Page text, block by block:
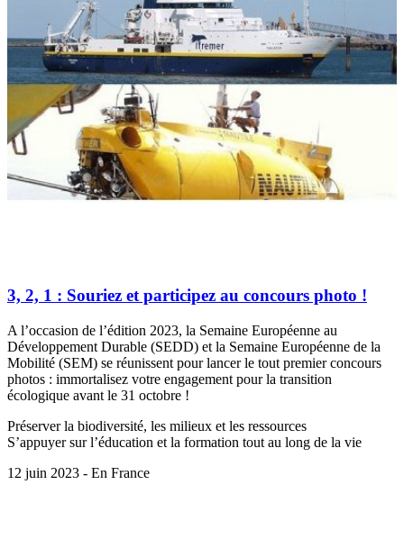
3, 2, 1 : Souriez et participez au concours photo !
A l’occasion de l’édition 2023, la Semaine Européenne au
Développement Durable (SEDD) et la Semaine Européenne de la
Mobilité (SEM) se réunissent pour lancer le tout premier concours
photos : immortalisez votre engagement pour la transition
écologique avant le 31 octobre !
Préserver la biodiversité, les milieux et les ressources
S’appuyer sur l’éducation et la formation tout au long de la vie
12 juin 2023 - En France